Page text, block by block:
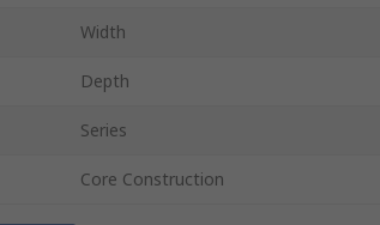
Width
Depth
Series
Core Construction